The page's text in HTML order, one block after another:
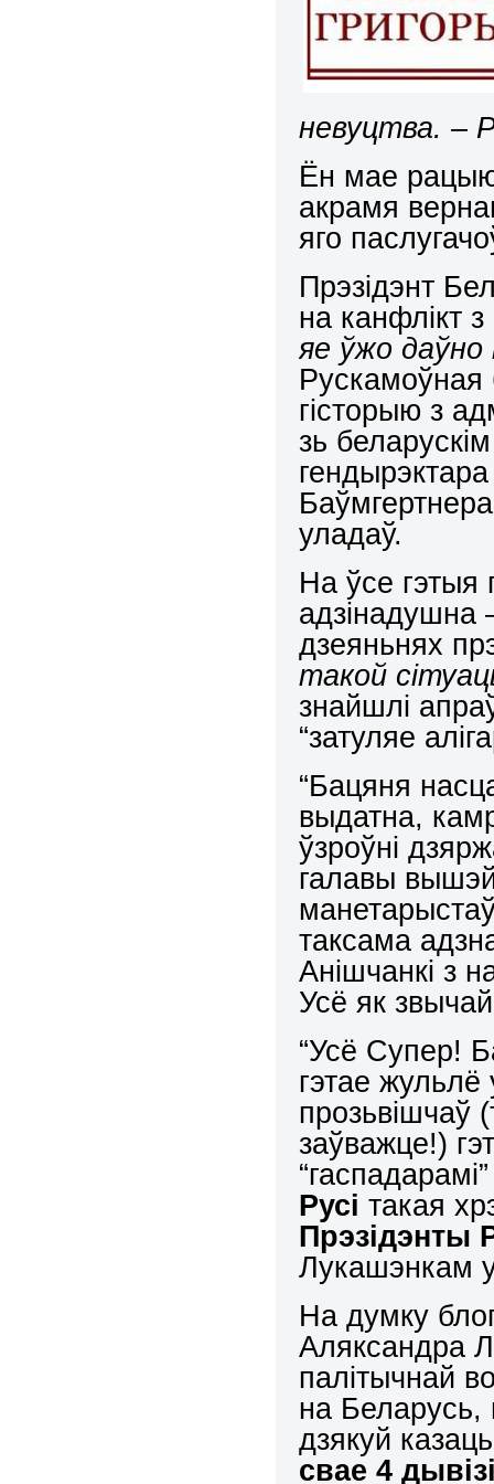
невуцтва. –
Ён мае
акрамя
яго
Прэзідэнт
на канфлікт
яе ўжо даўно
Рускамоўная
гісторыю з
зь
уладаў.
На ўсе гэтыя
адзінадушна
дзеяньнях
такой
знайшлі
“затуляе
“Бацяня
выдатна,
ўзроўні
галавы
таксама
Анішчанкі з
Усё як
“Усё Супер!
гэтае жульлё
прозьвішчаў
заўважце!)
Русі такая
Прэзідэнты
Лукашэнкам
На думку
Аляксандра
палітычнай
на Беларусь,
дзякуй
свае 4